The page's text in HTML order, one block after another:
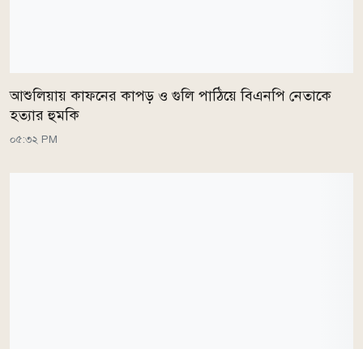
আশুলিয়ায় কাফনের কাপড় ও গুলি পাঠিয়ে বিএনপি নেতাকে
হত্যার হুমকি
০৫:৩২ PM